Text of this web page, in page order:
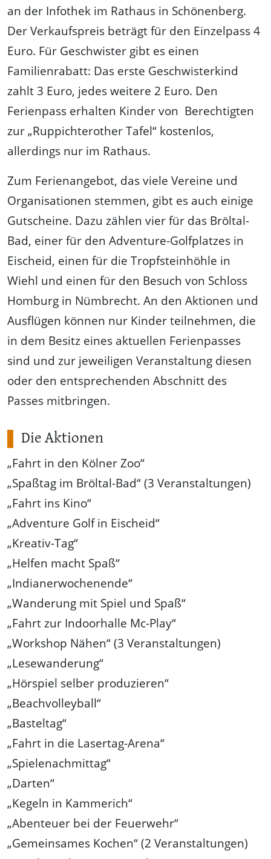
an der Infothek im Rathaus in Schönenberg.
Der Verkaufspreis beträgt für den Einzelpass 4
Euro. Für Geschwister gibt es einen
Familienrabatt: Das erste Geschwisterkind
zahlt 3 Euro, jedes weitere 2 Euro. Den
Ferienpass erhalten Kinder von Berechtigten
zur „Ruppichterother Tafel“ kostenlos,
allerdings nur im Rathaus.
Zum Ferienangebot, das viele Vereine und
Organisationen stemmen, gibt es auch einige
Gutscheine. Dazu zählen vier für das Bröltal-
Bad, einer für den Adventure-Golfplatzes in
Eischeid, einen für die Tropfsteinhöhle in
Wiehl und einen für den Besuch von Schloss
Homburg in Nümbrecht. An den Aktionen und
Ausflügen können nur Kinder teilnehmen, die
in dem Besitz eines aktuellen Ferienpasses
sind und zur jeweiligen Veranstaltung diesen
oder den entsprechenden Abschnitt des
Passes mitbringen.
Die Aktionen
„Fahrt in den Kölner Zoo“
„Spaßtag im Bröltal-Bad“ (3 Veranstaltungen)
„Fahrt ins Kino“
„Adventure Golf in Eischeid“
„Kreativ-Tag“
„Helfen macht Spaß“
„Indianerwochenende“
„Wanderung mit Spiel und Spaß“
„Fahrt zur Indoorhalle Mc-Play“
„Workshop Nähen“ (3 Veranstaltungen)
„Lesewanderung“
„Hörspiel selber produzieren“
„Beachvolleyball“
„Basteltag“
„Fahrt in die Lasertag-Arena“
„Spielenachmittag“
„Darten“
„Kegeln in Kammerich“
„Abenteuer bei der Feuerwehr“
„Gemeinsames Kochen“ (2 Veranstaltungen)